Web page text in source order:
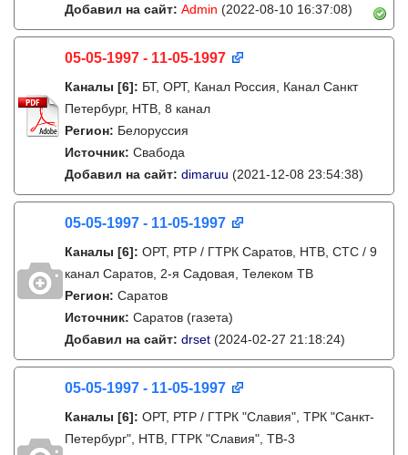
Добавил на сайт: Admin (2022-08-10 16:37:08)
05-05-1997 - 11-05-1997
Каналы [6]: БТ, ОРТ, Канал Россия, Канал Санкт
Петербург, НТВ, 8 канал
Регион: Белоруссия
Источник: Свабода
Добавил на сайт: dimaruu (2021-12-08 23:54:38)
05-05-1997 - 11-05-1997
Каналы [6]: ОРТ, РТР / ГТРК Саратов, НТВ, СТС / 9
канал Саратов, 2-я Садовая, Телеком ТВ
Регион: Саратов
Источник: Саратов (газета)
Добавил на сайт: drset (2024-02-27 21:18:24)
05-05-1997 - 11-05-1997
Каналы [6]: ОРТ, РТР / ГТРК "Славия", ТРК "Санкт-
Петербург", НТВ, ГТРК "Славия", ТВ-3